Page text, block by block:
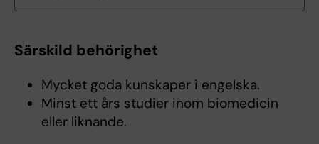
Särskild behörighet
Mycket goda kunskaper i engelska.
Minst ett års studier inom biomedicin
eller liknande.